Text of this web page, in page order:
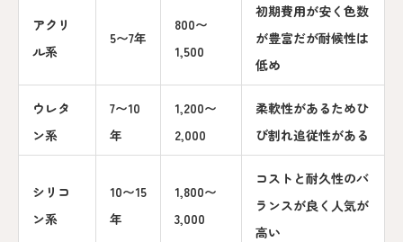
アクリ
ル系
5〜7年
800〜
1,500
初期費用が安く色数
が豊富だが耐候性は
低め
ウレタ
ン系
7〜10
年
1,200〜
2,000
柔軟性があるためひ
び割れ追従性がある
シリコ
ン系
10〜15
年
1,800〜
3,000
コストと耐久性のバ
ランスが良く人気が
高い